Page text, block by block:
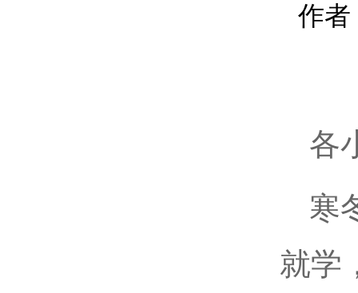
作者
各
寒
就学